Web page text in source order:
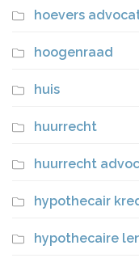
hoevers
hoogenraad
huis
huurrecht
huurrecht
hypothecair
hypothecaire